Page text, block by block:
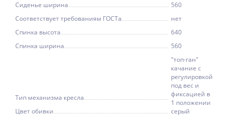
Сиденье ширина
560
Соответствует требованиям ГОСТа
нет
Спинка высота
640
Спинка ширина
560
Тип механизма кресла
"топ-ган"
качание с
регулировкой
под вес и
фиксацией в
1 положении
Цвет обивки
серый